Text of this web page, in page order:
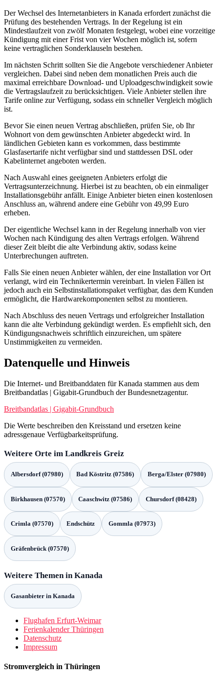
Der Wechsel des Internetanbieters in Kanada erfordert zunächst die
Prüfung des bestehenden Vertrags. In der Regelung ist ein
Mindestlaufzeit von zwölf Monaten festgelegt, wobei eine vorzeitige
Kündigung mit einer Frist von vier Wochen möglich ist, sofern
keine vertraglichen Sonderklauseln bestehen.
Im nächsten Schritt sollten Sie die Angebote verschiedener Anbieter
vergleichen. Dabei sind neben dem monatlichen Preis auch die
maximal erreichbare Download- und Uploadgeschwindigkeit sowie
die Vertragslaufzeit zu berücksichtigen. Viele Anbieter stellen ihre
Tarife online zur Verfügung, sodass ein schneller Vergleich möglich
ist.
Bevor Sie einen neuen Vertrag abschließen, prüfen Sie, ob Ihr
Wohnort von dem gewünschten Anbieter abgedeckt wird. In
ländlichen Gebieten kann es vorkommen, dass bestimmte
Glasfasertarife nicht verfügbar sind und stattdessen DSL oder
Kabelinternet angeboten werden.
Nach Auswahl eines geeigneten Anbieters erfolgt die
Vertragsunterzeichnung. Hierbei ist zu beachten, ob ein einmaliger
Installationsgebühr anfällt. Einige Anbieter bieten einen kostenlosen
Anschluss an, während andere eine Gebühr von 49,99 Euro
erheben.
Der eigentliche Wechsel kann in der Regelung innerhalb von vier
Wochen nach Kündigung des alten Vertrags erfolgen. Während
dieser Zeit bleibt die alte Verbindung aktiv, sodass keine
Unterbrechungen auftreten.
Falls Sie einen neuen Anbieter wählen, der eine Installation vor Ort
verlangt, wird ein Technikertermin vereinbart. In vielen Fällen ist
jedoch auch ein Selbstinstallationspaket verfügbar, das dem Kunden
ermöglicht, die Hardwarekomponenten selbst zu montieren.
Nach Abschluss des neuen Vertrags und erfolgreicher Installation
kann die alte Verbindung gekündigt werden. Es empfiehlt sich, den
Kündigungsnachweis schriftlich einzureichen, um spätere
Unstimmigkeiten zu vermeiden.
Datenquelle und Hinweis
Die Internet- und Breitbanddaten für Kanada stammen aus dem
Breitbandatlas | Gigabit-Grundbuch der Bundesnetzagentur.
Breitbandatlas | Gigabit-Grundbuch
Die Werte beschreiben den Kreisstand und ersetzen keine
adressgenaue Verfügbarkeitsprüfung.
Weitere Orte im Landkreis Greiz
Albersdorf (07980) Bad Köstritz (07586) Berga/Elster (07980)
Birkhausen (07570) Caaschwitz (07586) Chursdorf (08428)
Crimla (07570) Endschütz Gommla (07973)
Gräfenbrück (07570)
Weitere Themen in Kanada
Gasanbieter in Kanada
Flughafen Erfurt-Weimar
Ferienkalender Thüringen
Datenschutz
Impressum
Stromvergleich in Thüringen